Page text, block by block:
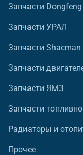
Запчасти Dongfeng
Запчасти УРАЛ
Запчасти Shacman
Запчасти
Запчасти ЯМЗ
Запчасти
Радиаторы и
Прочее